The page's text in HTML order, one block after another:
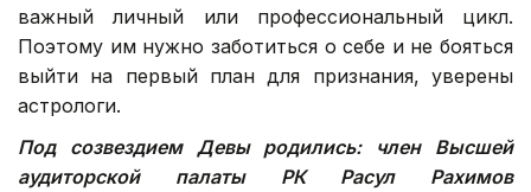
важный личный или профессиональный цикл.
Поэтому им нужно заботиться о себе и не бояться
выйти на первый план для признания, уверены
астрологи.
Под созвездием Девы родились: член Высшей
аудиторской палаты РК Расул Рахимов